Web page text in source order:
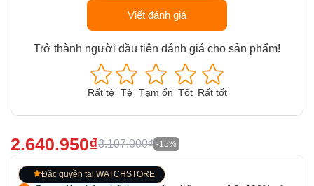
Viết đánh giá
Trở thành người đầu tiên đánh giá cho sản phẩm!
Rất tệ Tệ Tạm ổn Tốt Rất tốt
2.640.950₫3.107.000₫ -15%
Đặc quyền tại WATCHSTORE